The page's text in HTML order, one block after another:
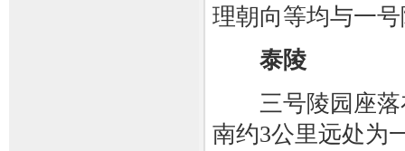
理朝向等均与一
泰陵
三号陵园座落
南约3公里远处为